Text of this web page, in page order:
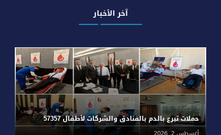
آخر الأخبار
حملات تبرع بالدم بالفنادق والشركات لأطفال 57357